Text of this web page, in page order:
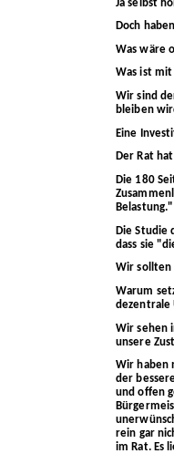
Ja selbst
Doch
Was wäre
Was ist
Wir sind
bleiben
Eine
Der Rat
Die 180
Belastung."
Die Studie
dass sie
Wir sollten
Warum
dezentrale
Wir sehen
unsere
Wir haben
der
und offen
rein gar
im Rat. Es